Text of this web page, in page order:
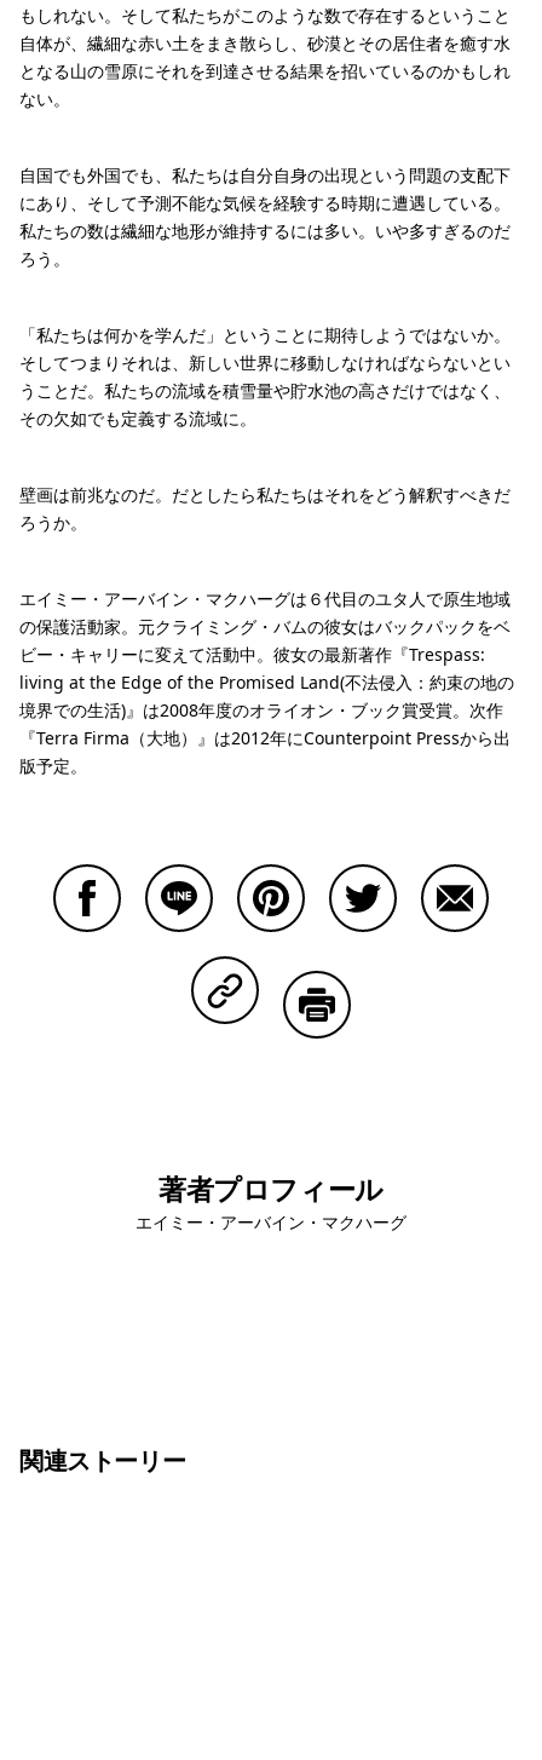
もしれない。そして私たちがこのような数で存在するということ
自体が、繊細な赤い土をまき散らし、砂漠とその居住者を癒す水
となる山の雪原にそれを到達させる結果を招いているのかもしれ
ない。
自国でも外国でも、私たちは自分自身の出現という問題の支配下
にあり、そして予測不能な気候を経験する時期に遭遇している。
私たちの数は繊細な地形が維持するには多い。いや多すぎるのだ
ろう。
「私たちは何かを学んだ」ということに期待しようではないか。
そしてつまりそれは、新しい世界に移動しなければならないとい
うことだ。私たちの流域を積雪量や貯水池の高さだけではなく、
その欠如でも定義する流域に。
壁画は前兆なのだ。だとしたら私たちはそれをどう解釈すべきだ
ろうか。
エイミー・アーバイン・マクハーグは６代目のユタ人で原生地域
の保護活動家。元クライミング・バムの彼女はバックパックをベ
ビー・キャリーに変えて活動中。彼女の最新著作『Trespass:
living at the Edge of the Promised Land(不法侵入：約束の地の
境界での生活)』は2008年度のオライオン・ブック賞受賞。次作
『Terra Firma（大地）』は2012年にCounterpoint Pressから出
版予定。
Copy Linkで共有する
著者プロフィール
エイミー・アーバイン・マクハーグ
関連ストーリー